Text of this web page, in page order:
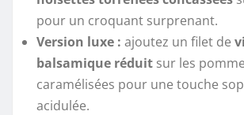
pour un croquant surprenant.
Version luxe : ajoutez un filet de
balsamique réduit sur les
caramélisées pour une touche
acidulée.